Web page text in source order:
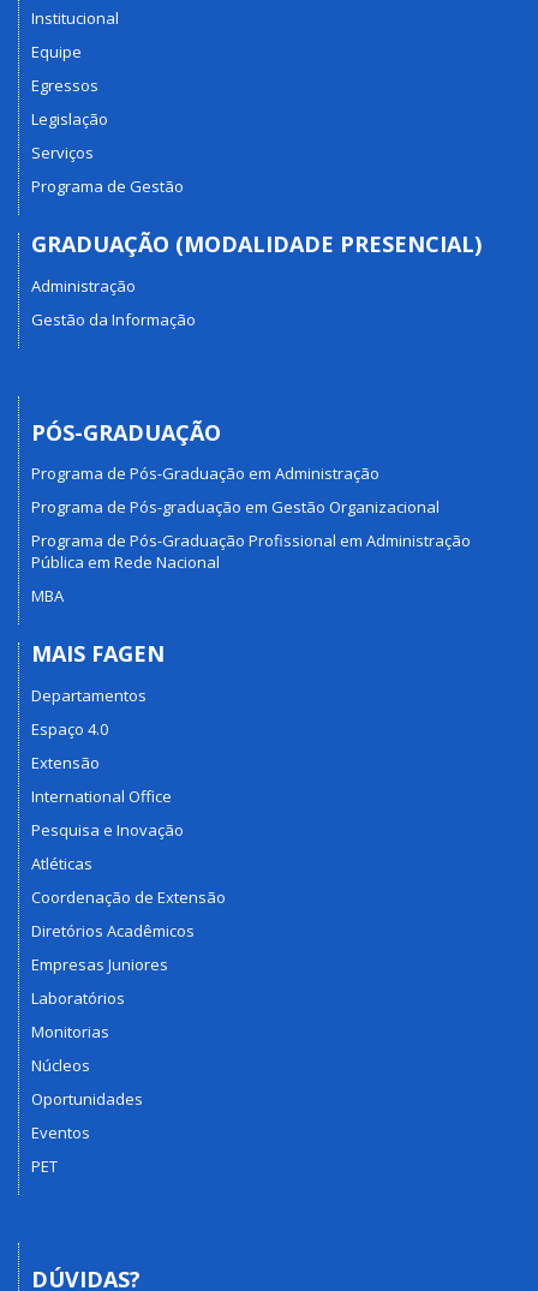
Institucional
Equipe
Egressos
Legislação
Serviços
Programa de Gestão
GRADUAÇÃO (MODALIDADE PRESENCIAL)
Administração
Gestão da Informação
PÓS-GRADUAÇÃO
Programa de Pós-Graduação em Administração
Programa de Pós-graduação em Gestão Organizacional
Programa de Pós-Graduação Profissional em Administração
Pública em Rede Nacional
MBA
MAIS FAGEN
Departamentos
Espaço 4.0
Extensão
International Office
Pesquisa e Inovação
Atléticas
Coordenação de Extensão
Diretórios Acadêmicos
Empresas Juniores
Laboratórios
Monitorias
Núcleos
Oportunidades
Eventos
PET
DÚVIDAS?